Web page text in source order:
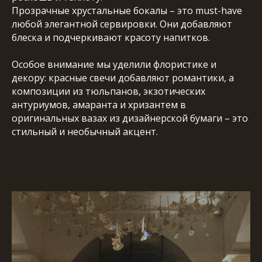
Прозрачные хрустальные бокалы – это must-have
любой элегантной сервировки. Они добавляют
блеска и подчеркивают красоту напитков.
Особое внимание мы уделили флористике и
декору: красные свечи добавляют романтики, а
композиции из тюльпанов, экзотических
антуриумов, амаранта и хризантем в
оригинальных вазах из дизайнерской бумаги – это
стильный и необычный акцент.